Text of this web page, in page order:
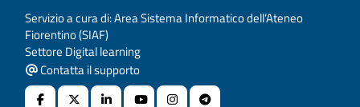
Servizio a cura di: Area Sistema Informatico dell’Ateneo
Fiorentino (SIAF)
Settore Digital learning
Contatta il supporto